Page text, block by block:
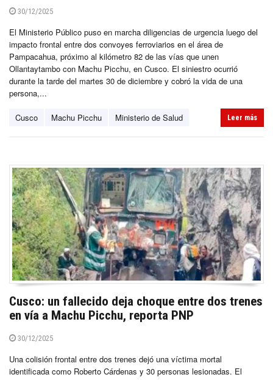
30/12/2025
El Ministerio Público puso en marcha diligencias de urgencia luego del
impacto frontal entre dos convoyes ferroviarios en el área de
Pampacahua, próximo al kilómetro 82 de las vías que unen
Ollantaytambo con Machu Picchu, en Cusco. El siniestro ocurrió
durante la tarde del martes 30 de diciembre y cobró la vida de una
persona,...
Cusco Machu Picchu Ministerio de Salud Leer más
Cusco: un fallecido deja choque entre dos trenes
en vía a Machu Picchu, reporta PNP
30/12/2025
Una colisión frontal entre dos trenes dejó una víctima mortal
identificada como Roberto Cárdenas y 30 personas lesionadas. El